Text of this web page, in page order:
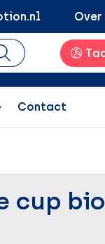
Over
Contact
cup